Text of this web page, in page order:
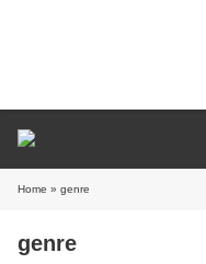
Home » genre
genre